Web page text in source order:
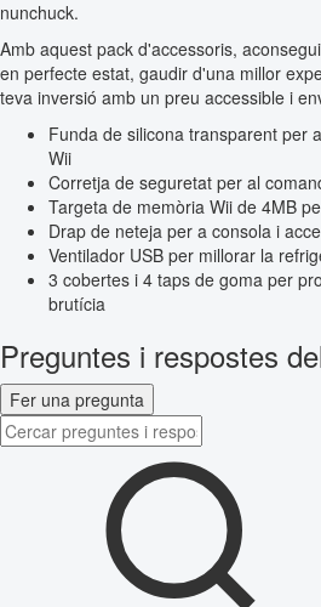
nunchuck.
Amb aquest pack d'accessoris,
en perfecte estat, gaudir d'una millor
teva inversió amb un preu accessible i
Funda de silicona transparent per
Wii
Corretja de seguretat per al
Targeta de memòria Wii de 4MB
Drap de neteja per a consola i
Ventilador USB per millorar la
3 cobertes i 4 taps de goma per
brutícia
Preguntes i respostes
Fer una pregunta